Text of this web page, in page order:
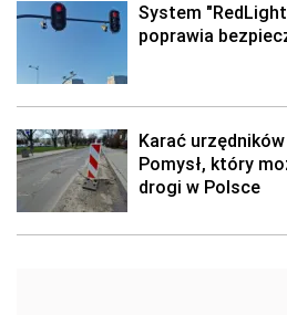
System
poprawia
Karać
Pomysł, który
drogi w Polsce